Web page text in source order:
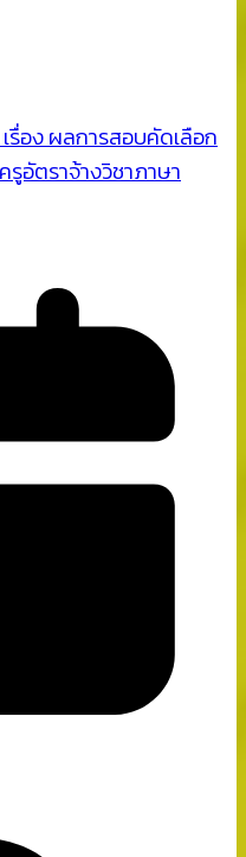
รื่อง ผลการสอบคัดเลือก
รูอัตราจ้างวิชาภาษา